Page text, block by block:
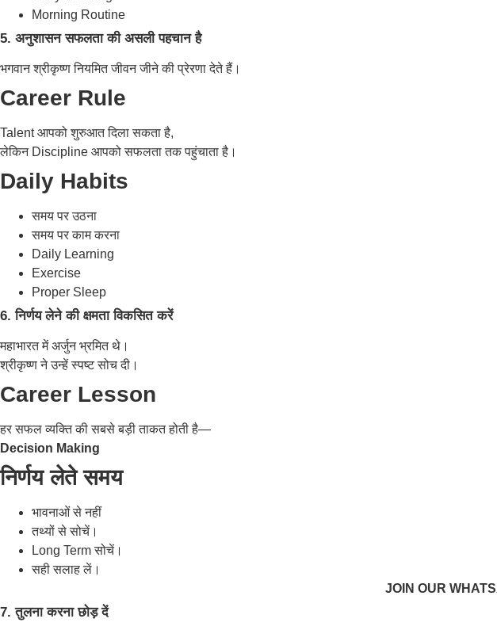
Morning Routine
5. अनुशासन सफलता की असली पहचान है
भगवान श्रीकृष्ण नियमित जीवन जीने की प्रेरणा देते हैं।
Career Rule
Talent आपको शुरुआत दिला सकता है,
लेकिन Discipline आपको सफलता तक पहुंचाता है।
Daily Habits
समय पर उठना
समय पर काम करना
Daily Learning
Exercise
Proper Sleep
6. निर्णय लेने की क्षमता विकसित करें
महाभारत में अर्जुन भ्रमित थे।
श्रीकृष्ण ने उन्हें स्पष्ट सोच दी।
Career Lesson
हर सफल व्यक्ति की सबसे बड़ी ताकत होती है—
Decision Making
निर्णय लेते समय
भावनाओं से नहीं
तथ्यों से सोचें।
Long Term सोचें।
सही सलाह लें।
JOIN OUR
7. तुलना करना छोड़ दें